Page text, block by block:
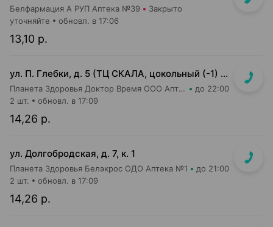
Белфармация А РУП Аптека №39 Закрыто
13,10 р.
уточняйте обновл. в 17:06
ул. П. Глебки, д. 5 (ТЦ СКАЛА, цокольный (-1) этаж)
Планета Здоровья Доктор Время ООО Аптека №50 до 22:00
14,26 р.
2 шт. обновл. в 17:09
ул. Долгобродская, д. 7, к. 1
Планета Здоровья Белэкрос ОДО Аптека №1 до 21:00
14,26 р.
2 шт. обновл. в 17:09